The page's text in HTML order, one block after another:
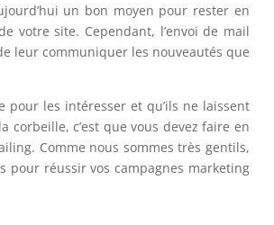
un bon moyen pour rester en
votre site. Cependant, l’envoi de mail
leur communiquer les nouveautés que
les intéresser et qu’ils ne laissent
corbeille, c’est que vous devez faire en
Comme nous sommes très gentils,
pour réussir vos campagnes marketing